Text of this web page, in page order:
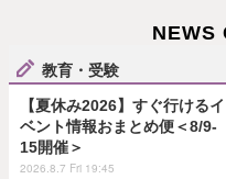
NEWS
教育・受験
【夏休み2026】すぐ行けるイ
ベント情報おまとめ便＜8/9-
15開催＞
2026.8.7 Fri 19:45